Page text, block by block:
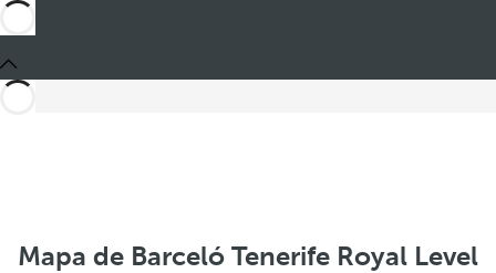
Mapa de Barceló Tenerife Royal Level